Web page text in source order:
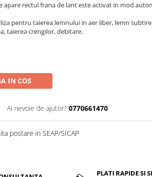
apare rectul frana de lant este activat in mod
pentru taierea lemnului in aer liber, lemn
taierea crengilor, debitare.
IN COS
Ai nevoie de ajutor? 0770661470
postare in SEAP/SICAP
PLATI RAPIDE SI